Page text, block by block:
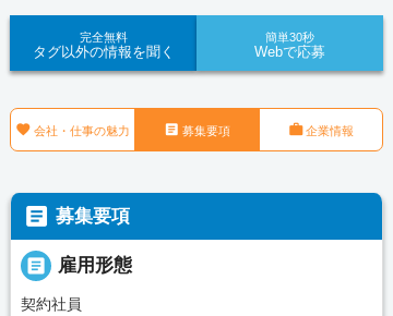
完全無料
タグ以外の情報を聞く
簡単30秒
Webで応募
 会社・仕事の魅力  募集要項 企業情報
 募集要項
 雇用形態
契約社員